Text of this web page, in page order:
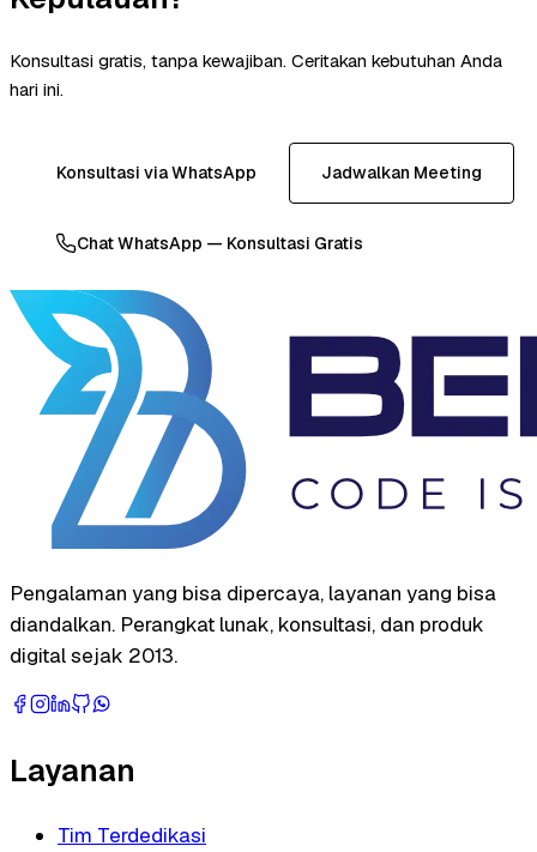
Konsultasi gratis, tanpa kewajiban. Ceritakan kebutuhan Anda
hari ini.
Konsultasi via WhatsApp Jadwalkan Meeting
Chat WhatsApp — Konsultasi Gratis
Pengalaman yang bisa dipercaya, layanan yang bisa
diandalkan. Perangkat lunak, konsultasi, dan produk
digital sejak 2013.
Layanan
Tim Terdedikasi